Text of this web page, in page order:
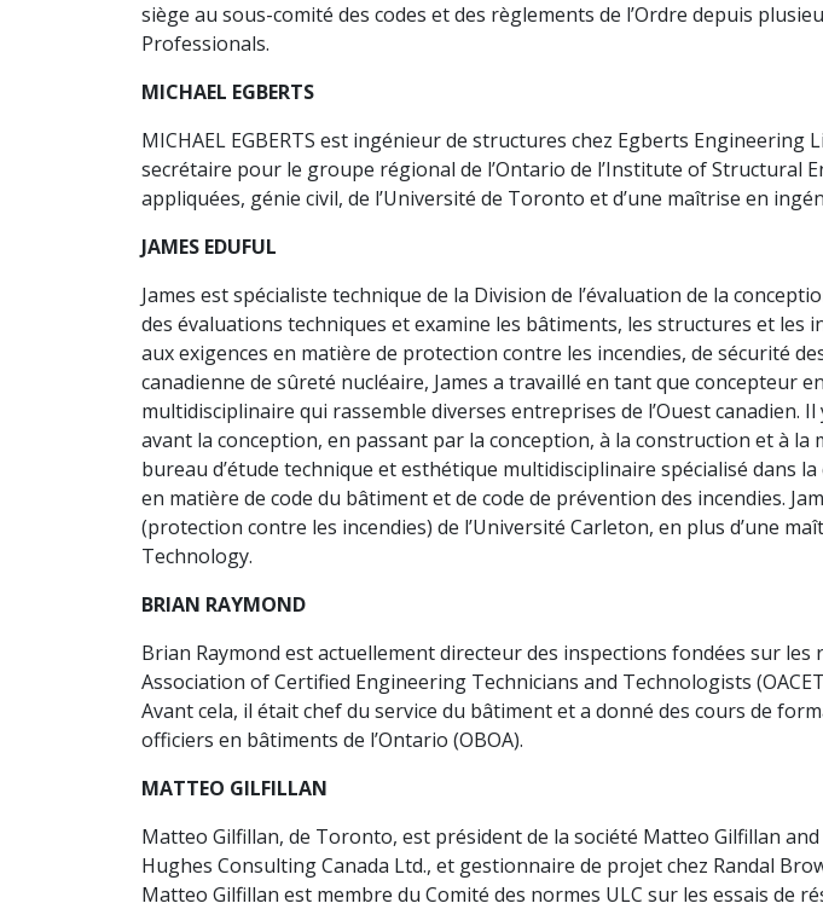
siège au sous-comité des codes et des règlements de l’Ordre depuis
Professionals.
MICHAEL EGBERTS
MICHAEL EGBERTS est ingénieur de structures chez Egberts
secrétaire pour le groupe régional de l’Ontario de l’Institute of Structural
appliquées, génie civil, de l’Université de Toronto et d’une maîtrise en
JAMES EDUFUL
James est spécialiste technique de la Division de l’évaluation de la
des évaluations techniques et examine les bâtiments, les structures et les
aux exigences en matière de protection contre les incendies, de sécurité
canadienne de sûreté nucléaire, James a travaillé en tant que
multidisciplinaire qui rassemble diverses entreprises de l’Ouest canadien.
avant la conception, en passant par la conception, à la construction et à
bureau d’étude technique et esthétique multidisciplinaire spécialisé dans
en matière de code du bâtiment et de code de prévention des incendies.
(protection contre les incendies) de l’Université Carleton, en plus d’une
Technology.
BRIAN RAYMOND
Brian Raymond est actuellement directeur des inspections fondées sur
Association of Certified Engineering Technicians and Technologists
Avant cela, il était chef du service du bâtiment et a donné des cours de
officiers en bâtiments de l’Ontario (OBOA).
MATTEO GILFILLAN
Matteo Gilfillan, de Toronto, est président de la société Matteo Gilfillan
Hughes Consulting Canada Ltd., et gestionnaire de projet chez Randal
Matteo Gilfillan est membre du Comité des normes ULC sur les essais de